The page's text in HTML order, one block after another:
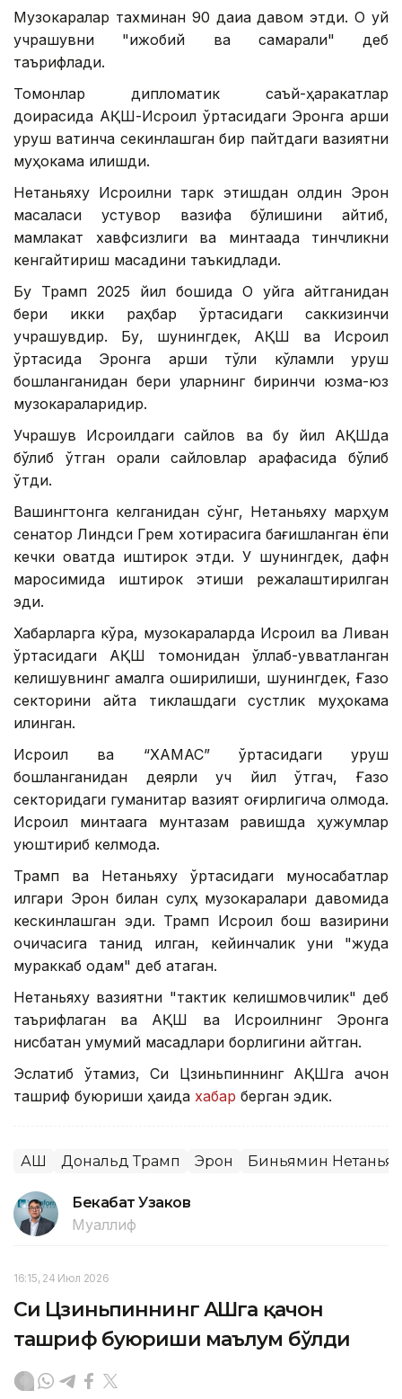
Музокаралар тахминан 90 дақиқа давом этди. Оқ уй
учрашувни "ижобий ва самарали" деб
таърифлади.
Томонлар дипломатик саъй-ҳаракатлар
доирасида АҚШ-Исроил ўртасидаги Эронга қарши
уруш вақтинча секинлашган бир пайтдаги вазиятни
муҳокама қилишди.
Нетаньяху Исроилни тарк этишдан олдин Эрон
масаласи устувор вазифа бўлишини айтиб,
мамлакат хавфсизлиги ва минтақада тинчликни
кенгайтириш мақсадини таъкидлади.
Бу Трамп 2025 йил бошида Оқ уйга қайтганидан
бери икки раҳбар ўртасидаги саккизинчи
учрашувдир. Бу, шунингдек, АҚШ ва Исроил
ўртасида Эронга қарши тўлиқ кўламли уруш
бошланганидан бери уларнинг биринчи юзма-юз
музокараларидир.
Учрашув Исроилдаги сайлов ва бу йил АҚШда
бўлиб ўтган оралиқ сайловлар арафасида бўлиб
ўтди.
Вашингтонга келганидан сўнг, Нетаньяху марҳум
сенатор Линдси Грем хотирасига бағишланган ёпиқ
кечки овқатда иштирок этди. У шунингдек, дафн
маросимида иштирок этиши режалаштирилган
эди.
Хабарларга кўра, музокараларда Исроил ва Ливан
ўртасидаги АҚШ томонидан қўллаб-қувватланган
келишувнинг амалга оширилиши, шунингдек, Ғазо
секторини қайта тиклашдаги сустлик муҳокама
қилинган.
Исроил ва “ХАМАС” ўртасидаги уруш
бошланганидан деярли уч йил ўтгач, Ғазо
секторидаги гуманитар вазият оғирлигича қолмоқда.
Исроил минтақага мунтазам равишда ҳужумлар
уюштириб келмоқда.
Трамп ва Нетаньяху ўртасидаги муносабатлар
илгари Эрон билан сулҳ музокаралари давомида
кескинлашган эди. Трамп Исроил бош вазирини
очиқчасига танқид қилган, кейинчалик уни "жуда
мураккаб одам" деб атаган.
Нетаньяху вазиятни "тактик келишмовчилик" деб
таърифлаган ва АҚШ ва Исроилнинг Эронга
нисбатан умумий мақсадлари борлигини айтган.
Эслатиб ўтамиз, Си Цзиньпиннинг АҚШга қачон
ташриф буюриши ҳақида хабар берган эдик.
АҚШ Дональд Трамп Эрон Биньямин
Бекабат Узаков
Муаллиф
16:15, 24 Июл 2026
Си Цзиньпиннинг АҚШга қачон
ташриф буюриши маълум бўлди